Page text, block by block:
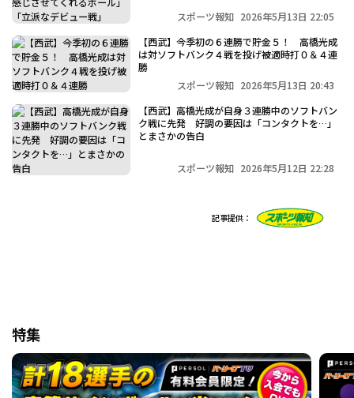
スポーツ報知 2026年5月13日 22:05
【西武】今季初の６連勝で貯金５！ 高橋光成
は対ソフトバンク４戦を投げ被適時打０＆４連
勝
スポーツ報知 2026年5月13日 20:43
【西武】高橋光成が自身３連勝中のソフトバン
ク戦に先発 好調の要因は「コンタクトを…」
とまさかの告白
スポーツ報知 2026年5月12日 22:28
記事提供：
特集